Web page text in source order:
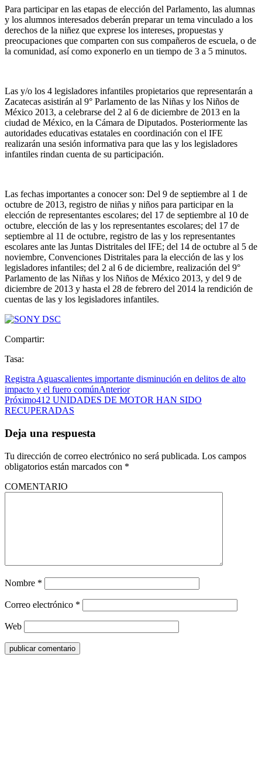
Para participar en las etapas de elección del Parlamento, las alumnas
y los alumnos interesados deberán preparar un tema vinculado a los
derechos de la niñez que exprese los intereses, propuestas y
preocupaciones que comparten con sus compañeros de escuela, o de
la comunidad, así como exponerlo en un tiempo de 3 a 5 minutos.
Las y/o los 4 legisladores infantiles propietarios que representarán a
Zacatecas asistirán al 9° Parlamento de las Niñas y los Niños de
México 2013, a celebrarse del 2 al 6 de diciembre de 2013 en la
ciudad de México, en la Cámara de Diputados. Posteriormente las
autoridades educativas estatales en coordinación con el IFE
realizarán una sesión informativa para que las y los legisladores
infantiles rindan cuenta de su participación.
Las fechas importantes a conocer son: Del 9 de septiembre al 1 de
octubre de 2013, registro de niñas y niños para participar en la
elección de representantes escolares; del 17 de septiembre al 10 de
octubre, elección de las y los representantes escolares; del 17 de
septiembre al 11 de octubre, registro de las y los representantes
escolares ante las Juntas Distritales del IFE; del 14 de octubre al 5 de
noviembre, Convenciones Distritales para la elección de las y los
legisladores infantiles; del 2 al 6 de diciembre, realización del 9°
Parlamento de las Niñas y los Niños de México 2013, y del 9 de
diciembre de 2013 y hasta el 28 de febrero del 2014 la rendición de
cuentas de las y los legisladores infantiles.
Compartir:
Tasa:
Registra Aguascalientes importante disminución en delitos de alto
impacto y el fuero comúnAnterior
Próximo412 UNIDADES DE MOTOR HAN SIDO
RECUPERADAS
Deja una respuesta
Tu dirección de correo electrónico no será publicada. Los campos
obligatorios están marcados con *
COMENTARIO
Nombre *
Correo electrónico *
Web